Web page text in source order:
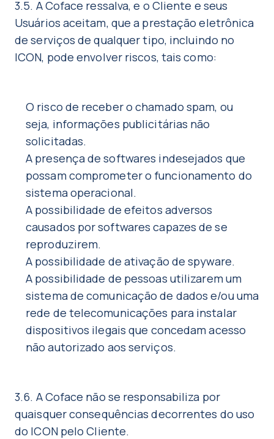
3.5. A Coface ressalva, e o Cliente e seus
Usuários aceitam, que a prestação eletrônica
de serviços de qualquer tipo, incluindo no
ICON, pode envolver riscos, tais como:
O risco de receber o chamado spam, ou
seja, informações publicitárias não
solicitadas.
A presença de softwares indesejados que
possam comprometer o funcionamento do
sistema operacional.
A possibilidade de efeitos adversos
causados por softwares capazes de se
reproduzirem.
A possibilidade de ativação de spyware.
A possibilidade de pessoas utilizarem um
sistema de comunicação de dados e/ou uma
rede de telecomunicações para instalar
dispositivos ilegais que concedam acesso
não autorizado aos serviços.
3.6. A Coface não se responsabiliza por
quaisquer consequências decorrentes do uso
do ICON pelo Cliente.